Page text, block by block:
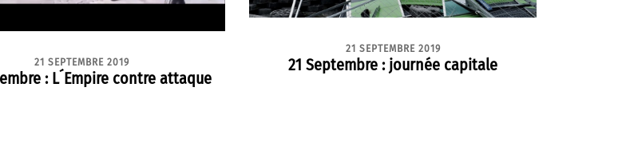
21 SEPTEMBRE 2019
: L´Empire contre attaque
21 SEPTEMBRE 2019
21 Septembre : journée capitale